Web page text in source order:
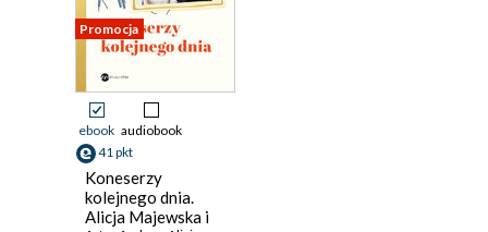
Promocja
ebook audiobook
41 pkt
Koneserzy
kolejnego dnia.
Alicja Majewska i